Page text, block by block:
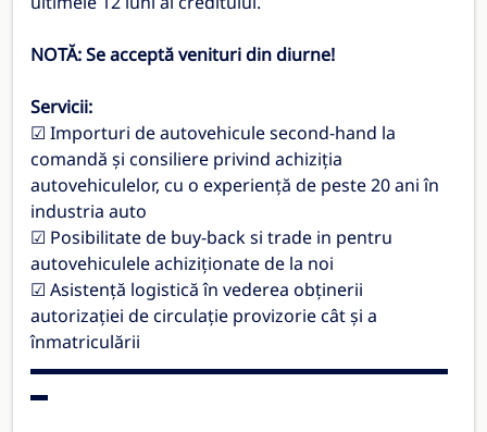
NOTĂ: Se acceptă venituri din diurne!
Servicii:
☑ Importuri de autovehicule second-hand la
comandă și consiliere privind achiziția
autovehiculelor, cu o experiență de peste 20 ani în
industria auto
☑ Posibilitate de buy-back si trade in pentru
autovehiculele achiziționate de la noi
☑ Asistență logistică în vederea obținerii
autorizației de circulație provizorie cât și a
înmatriculării
▬▬▬▬▬▬▬▬▬▬▬▬▬▬▬▬▬▬▬▬▬▬▬▬
▬